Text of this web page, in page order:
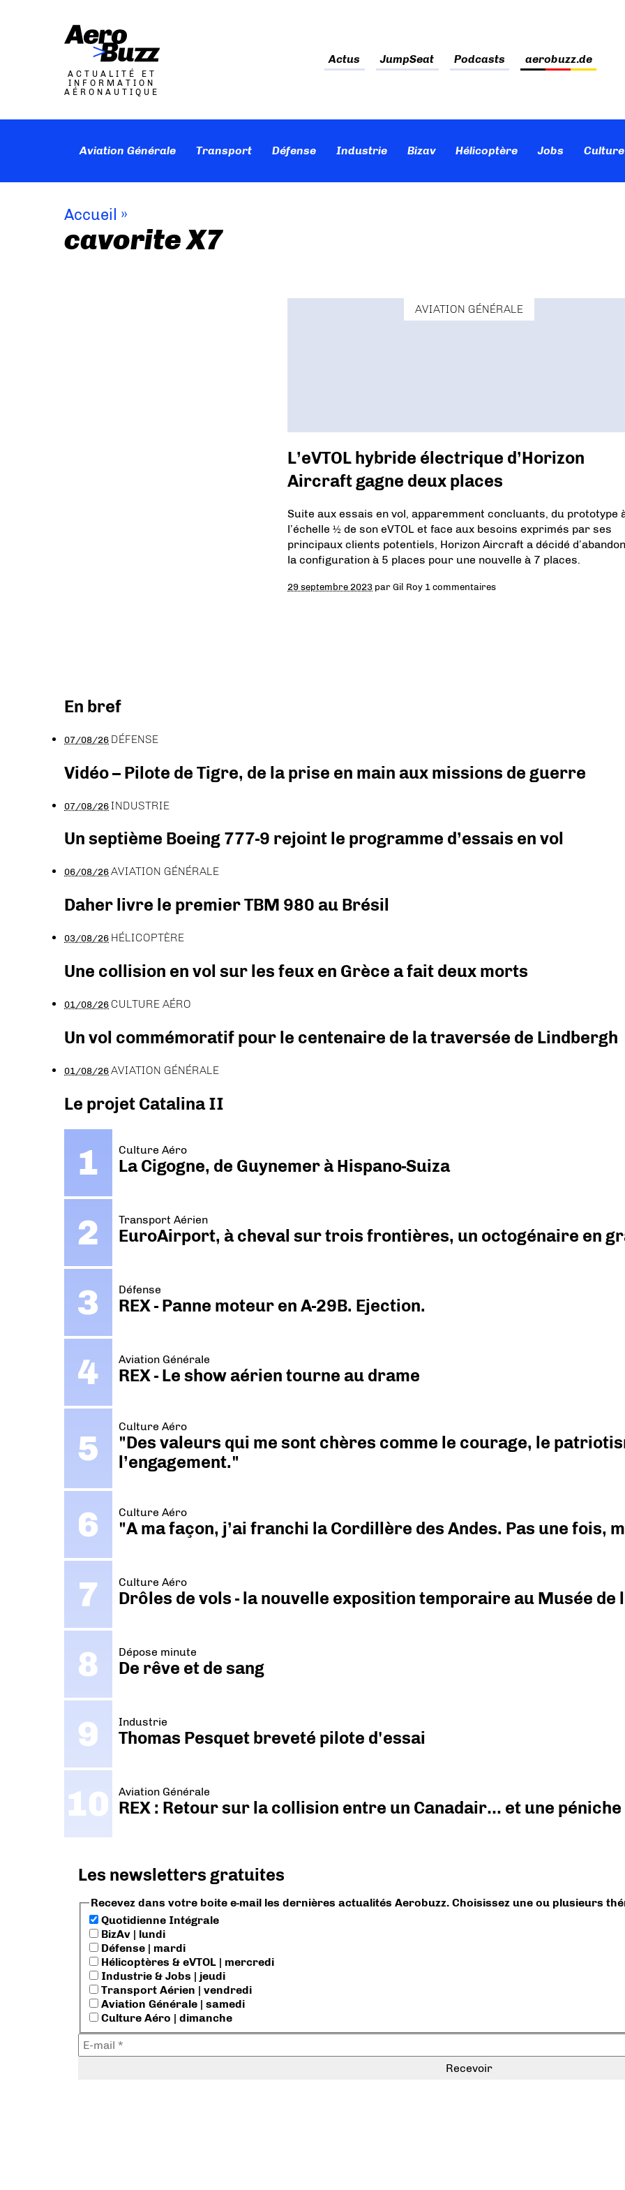
ACTUALITÉ ET
INFORMATION
AÉRONAUTIQUE
Actus JumpSeat Podcasts aerobuzz.de
Aviation Générale Transport Défense Industrie Bizav Hélicoptère Jobs
Accueil »
cavorite X7
AVIATION GÉNÉRALE
L’eVTOL hybride électrique d’Horizon
Aircraft gagne deux places
Suite aux essais en vol, apparemment concluants, du prototype
l’échelle ½ de son eVTOL et face aux besoins exprimés par ses
principaux clients potentiels, Horizon Aircraft a décidé
la configuration à 5 places pour une nouvelle à 7 places.
29 septembre 2023 parGil Roy 1 commentaires
En bref
07/08/26 DÉFENSE
Vidéo – Pilote de Tigre, de la prise en main aux missions de guerre
07/08/26INDUSTRIE
Un septième Boeing 777-9 rejoint le programme d’essais en vol
06/08/26AVIATION GÉNÉRALE
Daher livre le premier TBM 980 au Brésil
03/08/26 HÉLICOPTÈRE
Une collision en vol sur les feux en Grèce a fait deux morts
01/08/26 CULTURE AÉRO
Un vol commémoratif pour le centenaire de la traversée de Lindbergh
01/08/26AVIATION GÉNÉRALE
Le projet Catalina II
Culture Aéro
La Cigogne, de Guynemer à Hispano-Suiza
Transport Aérien
EuroAirport, à cheval sur trois frontières, un octogénaire en
Défense
REX - Panne moteur en A-29B. Ejection.
Aviation Générale
REX - Le show aérien tourne au drame
Culture Aéro
"Des valeurs qui me sont chères comme le courage, le
l’engagement."
Culture Aéro
"A ma façon, j’ai franchi la Cordillère des Andes. Pas une fois,
Culture Aéro
Drôles de vols - la nouvelle exposition temporaire au Musée de
Dépose minute
De rêve et de sang
Industrie
Thomas Pesquet breveté pilote d'essai
Aviation Générale
REX : Retour sur la collision entre un Canadair… et une péniche
Les newsletters gratuites
Recevez dans votre boite e-mail les dernières actualités Aerobuzz. Choisissez une ou plusieurs
Quotidienne Intégrale
BizAv | lundi
Défense | mardi
Hélicoptères & eVTOL | mercredi
Industrie & Jobs | jeudi
Transport Aérien | vendredi
Aviation Générale | samedi
Culture Aéro | dimanche